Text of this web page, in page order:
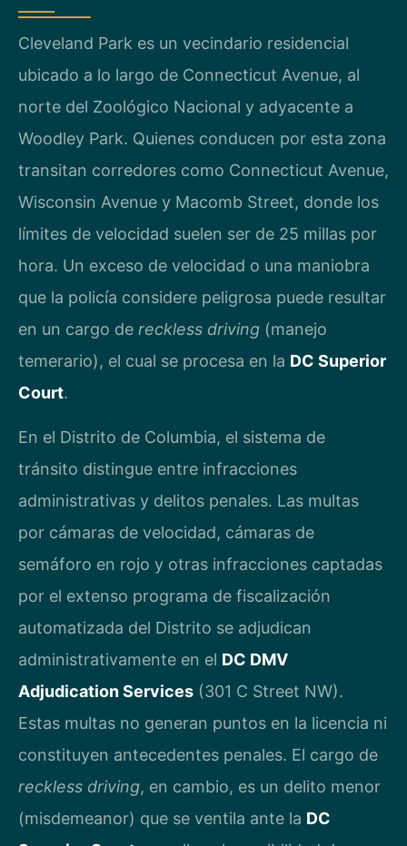
Cleveland Park es un vecindario residencial
ubicado a lo largo de Connecticut Avenue, al
norte del Zoológico Nacional y adyacente a
Woodley Park. Quienes conducen por esta zona
transitan corredores como Connecticut Avenue,
Wisconsin Avenue y Macomb Street, donde los
límites de velocidad suelen ser de 25 millas por
hora. Un exceso de velocidad o una maniobra
que la policía considere peligrosa puede resultar
en un cargo de reckless driving (manejo
temerario), el cual se procesa en la DC Superior
Court.
En el Distrito de Columbia, el sistema de
tránsito distingue entre infracciones
administrativas y delitos penales. Las multas
por cámaras de velocidad, cámaras de
semáforo en rojo y otras infracciones captadas
por el extenso programa de fiscalización
automatizada del Distrito se adjudican
administrativamente en el DC DMV
Adjudication Services (301 C Street NW).
Estas multas no generan puntos en la licencia ni
constituyen antecedentes penales. El cargo de
reckless driving, en cambio, es un delito menor
(misdemeanor) que se ventila ante la DC